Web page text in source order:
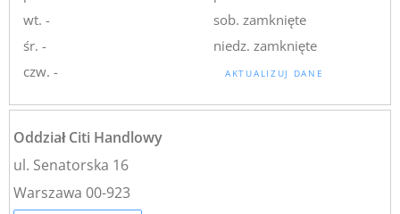
wt. -
śr. -
czw. -
sob. zamknięte
niedz. zamknięte
AKTUALIZUJ DANE
Oddział Citi Handlowy
ul. Senatorska 16
Warszawa 00-923